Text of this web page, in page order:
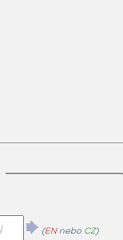
(ENnebo CZ)